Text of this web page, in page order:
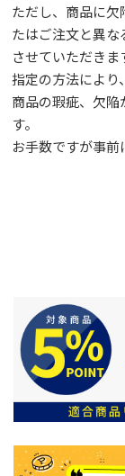
ただし、 商品に欠
たはご注文と異
させていただき
指定の方法により
商品の瑕疵、欠
す。
お手数ですが事前